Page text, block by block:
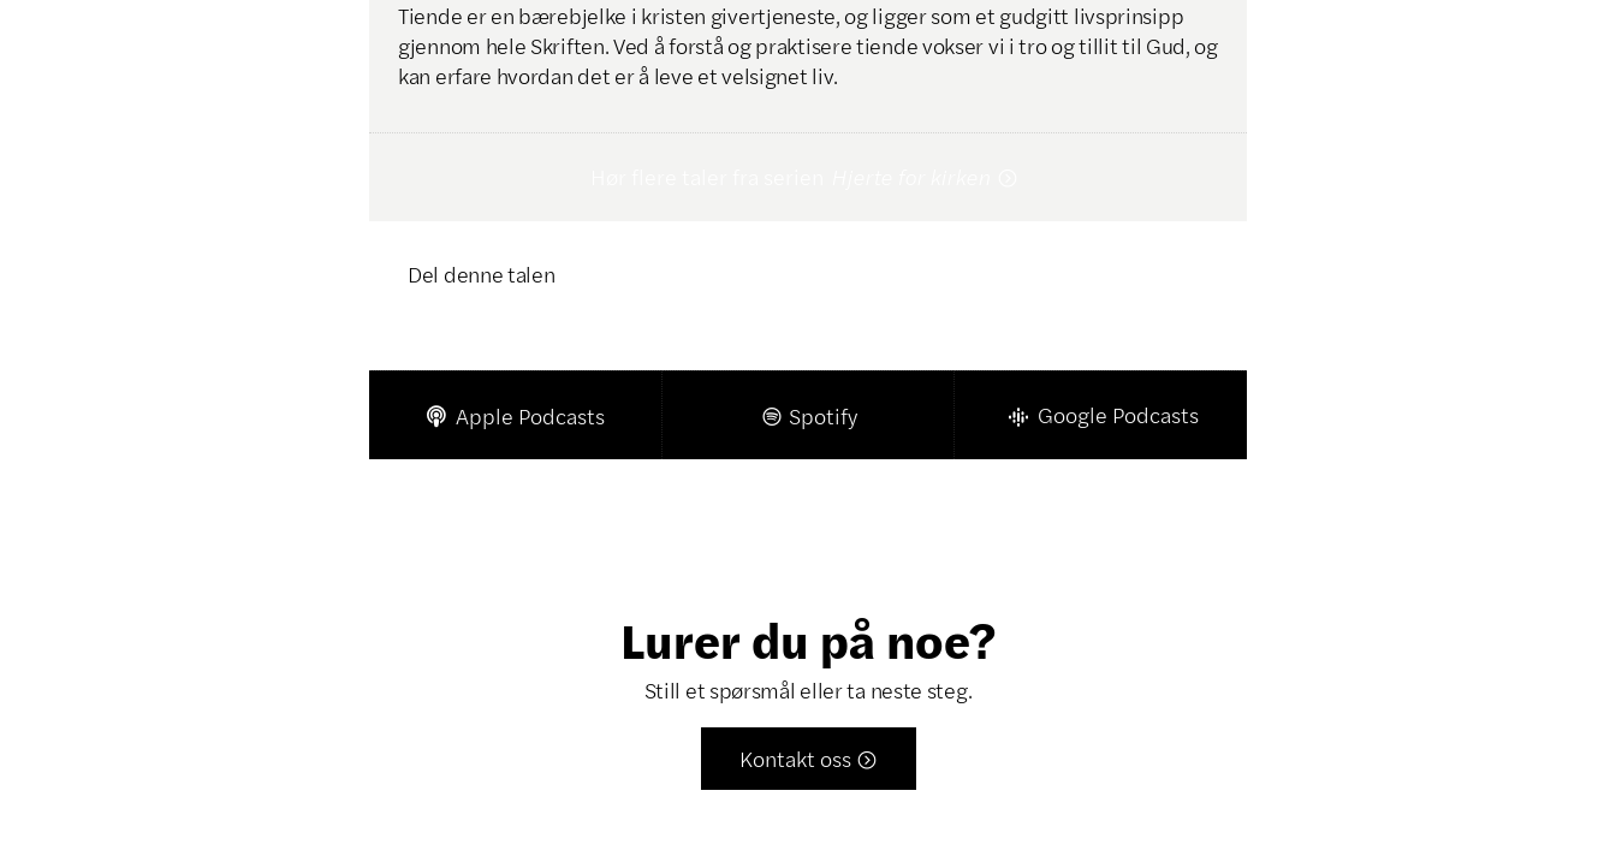
Tiende er en bærebjelke i kristen givertjeneste, og ligger som et gudgitt livsprinsipp
gjennom hele Skriften. Ved å forstå og praktisere tiende vokser vi i tro og tillit til Gud, og
kan erfare hvordan det er å leve et velsignet liv.
Del denne talen
 Apple Podcasts  Spotify Google Podcasts
Lurer du på noe?
Still et spørsmål eller ta neste steg.
Kontakt oss 